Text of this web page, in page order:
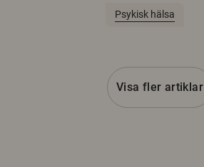
Psykisk hälsa
Visa fler artiklar